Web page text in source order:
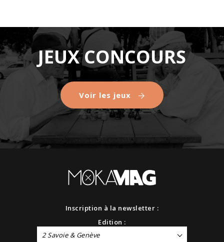
JEUX CONCOURS
Voir les jeux
Inscription à la newsletter :
Edition :
2 Savoie & Genève